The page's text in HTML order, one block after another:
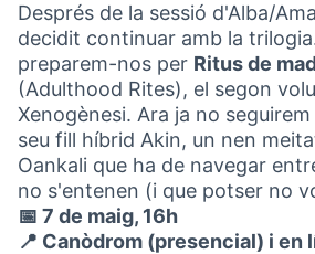
Després de la sessió d'Alba/
decidit continuar amb la
preparem-nos per Ritus de
(Adulthood Rites), el segon
Xenogènesi. Ara ja no
seu fill híbrid Akin, un nen
Oankali que ha de navegar
no s'entenen (i que potser no
📅 7 de maig, 16h
📍 Canòdrom (presencial) i en